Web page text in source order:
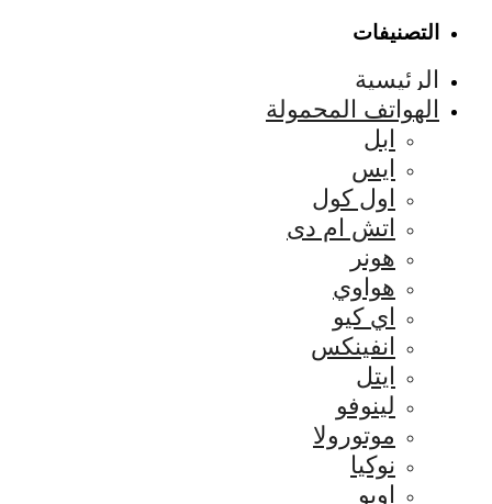
التصنيفات
الرئيسية
الهواتف المحمولة
ابل
ايس
اول كول
اتش ام دى
هونر
هواوي
اي كيو
انفينكس
ايتل
لينوفو
موتورولا
نوكيا
اوبو